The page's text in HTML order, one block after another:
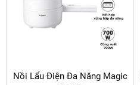
Nồi Lẩu Điện Đa Năng Magic